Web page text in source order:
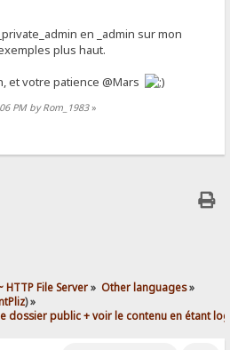
en _admin sur mon
plus haut.
et votre patience @Mars
PM by Rom_1983»
HTTP File Server» Other languages»
) »
dossier public + voir le contenu en étant